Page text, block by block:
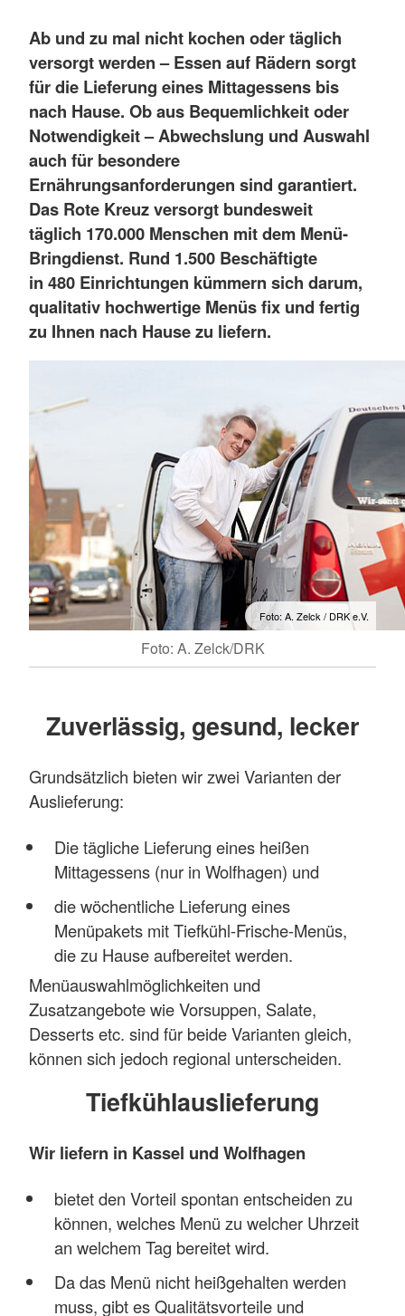
Ab und zu mal nicht kochen oder täglich
versorgt werden – Essen auf Rädern sorgt
für die Lieferung eines Mittagessens bis
nach Hause. Ob aus Bequemlichkeit oder
Notwendigkeit – Abwechslung und Auswahl
auch für besondere
Ernährungsanforderungen sind garantiert.
Das Rote Kreuz versorgt bundesweit
täglich 170.000 Menschen mit dem Menü-
Bringdienst. Rund 1.500 Beschäftigte
in 480 Einrichtungen kümmern sich darum,
qualitativ hochwertige Menüs fix und fertig
zu Ihnen nach Hause zu liefern.
Foto: A. Zelck / DRK e.V.
Foto: A. Zelck/DRK
Zuverlässig, gesund, lecker
Grundsätzlich bieten wir zwei Varianten der
Auslieferung:
Die tägliche Lieferung eines heißen
Mittagessens (nur in Wolfhagen) und
die wöchentliche Lieferung eines
Menüpakets mit Tiefkühl-Frische-Menüs,
die zu Hause aufbereitet werden.
Menüauswahlmöglichkeiten und
Zusatzangebote wie Vorsuppen, Salate,
Desserts etc. sind für beide Varianten gleich,
können sich jedoch regional unterscheiden.
Tiefkühlauslieferung
Wir liefern in Kassel und Wolfhagen
bietet den Vorteil spontan entscheiden zu
können, welches Menü zu welcher Uhrzeit
an welchem Tag bereitet wird.
Da das Menü nicht heißgehalten werden
muss, gibt es Qualitätsvorteile und